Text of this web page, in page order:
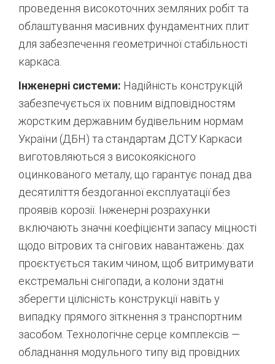
проведення високоточних земляних робіт та
облаштування масивних фундаментних плит
для забезпечення геометричної стабільності
каркаса.
Інженерні системи: Надійність конструкцій
забезпечується їх повним відповідностям
жорстким державним будівельним нормам
України (ДБН) та стандартам ДСТУ.Каркаси
виготовляються з високоякісного
оцинкованого металу, що гарантує понад два
десятиліття бездоганної експлуатації без
проявів корозії. Інженерні розрахунки
включають значні коефіцієнти запасу міцності
щодо вітрових та снігових навантажень: дах
проєктується таким чином, щоб витримувати
екстремальні снігопади, а колони здатні
зберегти цілісність конструкції навіть у
випадку прямого зіткнення з транспортним
засобом. Технологічне серце комплексів —
обладнання модульного типу від провідних